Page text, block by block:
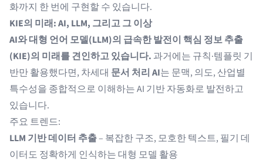
화까지 한 번에 구현할 수 있습니다.
KIE의 미래: AI, LLM, 그리고 그 이상
AI와 대형 언어 모델(LLM)의 급속한 발전이 핵심 정보 추출
(KIE)의 미래를 견인하고 있습니다. 과거에는 규칙·템플릿 기
반만 활용했다면, 차세대 문서 처리 AI는 문맥, 의도, 산업별
특수성을 종합적으로 이해하는 AI 기반 자동화로 발전하고
있습니다.
주요 트렌드:
LLM 기반 데이터 추출– 복잡한 구조, 모호한 텍스트, 필기 데
이터도 정확하게 인식하는 대형 모델 활용